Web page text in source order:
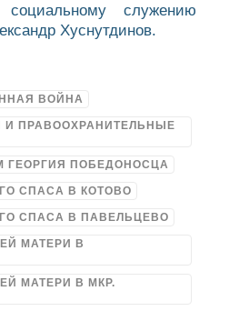
социальному служению
Хуснутдинов.
ВОЙНА
ПРАВООХРАНИТЕЛЬНЫЕ
ГЕОРГИЯ ПОБЕДОНОСЦА
СПАСА В КОТОВО
СПАСА В ПАВЕЛЬЦЕВО
МАТЕРИ В
МАТЕРИ В МКР.